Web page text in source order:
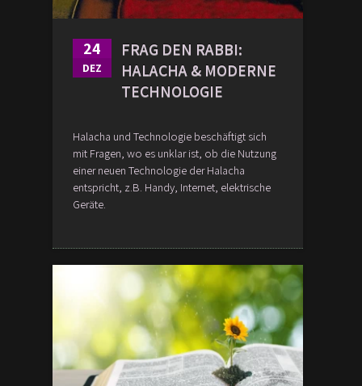
24
DEZ
FRAG DEN RABBI:
HALACHA & MODERNE
TECHNOLOGIE
Halacha und Technologie beschäftigt sich
mit Fragen, wo es unklar ist, ob die Nutzung
einer neuen Technologie der Halacha
entspricht, z.B. Handy, Internet, elektrische
Geräte.